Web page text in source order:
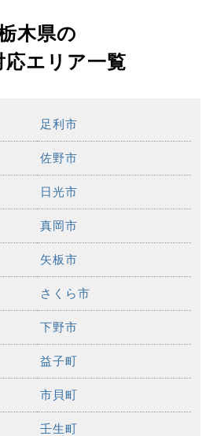
木県の
応エリア一覧
足利市
佐野市
日光市
真岡市
矢板市
さくら市
下野市
益子町
市貝町
壬生町